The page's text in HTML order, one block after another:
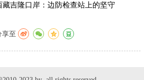
藏吉隆口岸：边防检查站上的坚守
享至